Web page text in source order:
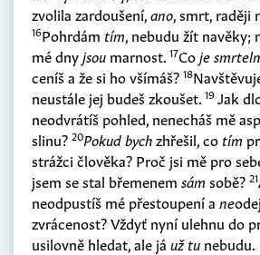
zvolila zardoušení,ano, smrt, raději
16Pohrdám tím, nebudu žít navěky;
mé dnyjsou marnost. 17Coje
ceníš a že si ho všímáš? 18
neustále jej budeš zkoušet. 19 Jak
neodvrátíš pohled, nenecháš mě
slinu? 20Pokud bychzhřešil, co tím
strážci člověka? Proč jsi mě pro
jsem se stal břemenem sám sobě? 21
neodpustíš mé přestoupení a ne
zvrácenost? Vždyť nyní ulehnu do
usilovně hledat, ale já už tu nebudu.